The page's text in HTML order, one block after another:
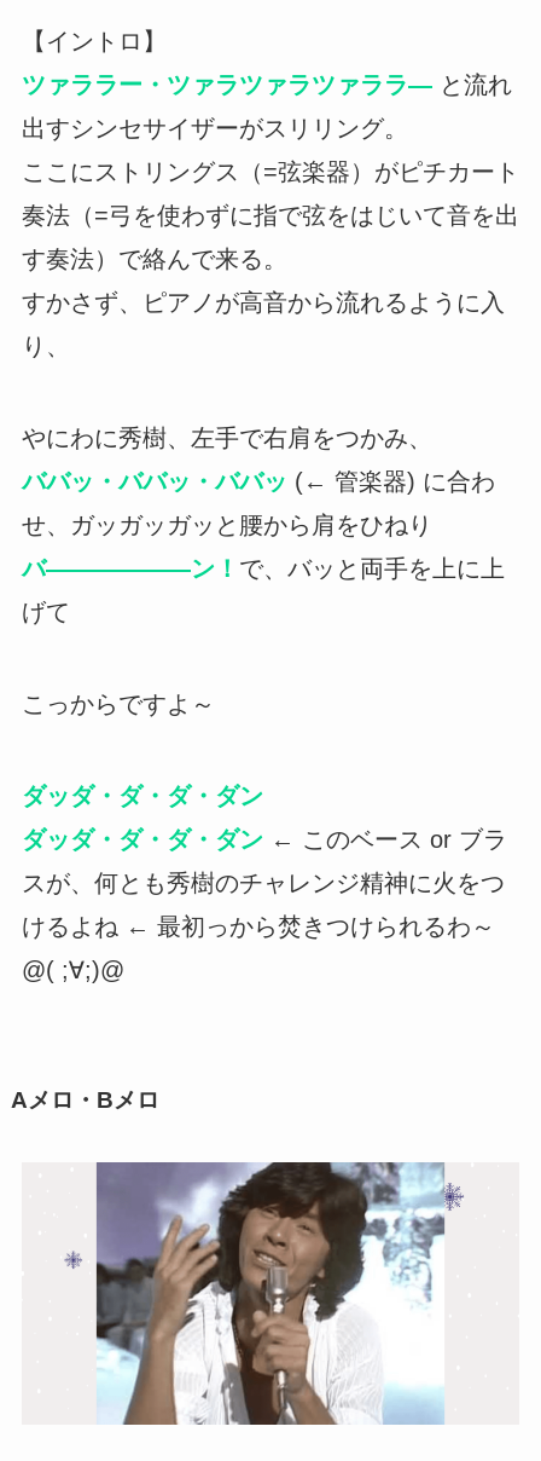
【イントロ】
ツァララー・ツァラツァラツァララ―と流れ
出すシンセサイザーがスリリング。
ここにストリングス（=弦楽器）がピチカート
奏法（=弓を使わずに指で弦をはじいて音を出
す奏法）で絡んで来る。
すかさず、ピアノが高音から流れるように入
り、
やにわに秀樹、左手で右肩をつかみ、
ババッ・ババッ・ババッ (← 管楽器) に合わ
せ、ガッガッガッと腰から肩をひねり
バ――――――ン！ で、バッと両手を上に上
げて
こっからですよ～
ダッダ・ダ・ダ・ダン
ダッダ・ダ・ダ・ダン ← このベース or ブラ
スが、何とも秀樹のチャレンジ精神に火をつ
けるよね ← 最初っから焚きつけられるわ～
@( ;∀;)@
Aメロ・Bメロ